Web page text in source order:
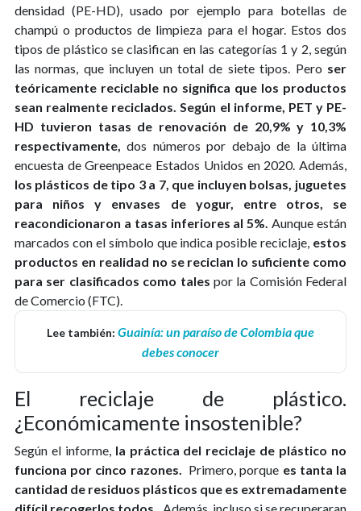
densidad (PE-HD), usado por ejemplo para botellas de
champú o productos de limpieza para el hogar. Estos dos
tipos de plástico se clasifican en las categorías 1 y 2, según
las normas, que incluyen un total de siete tipos. Pero ser
teóricamente reciclable no significa que los productos
sean realmente reciclados. Según el informe, PET y PE-
HD tuvieron tasas de renovación de 20,9% y 10,3%
respectivamente, dos números por debajo de la última
encuesta de Greenpeace Estados Unidos en 2020. Además,
los plásticos de tipo 3 a 7, que incluyen bolsas, juguetes
para niños y envases de yogur, entre otros, se
reacondicionaron a tasas inferiores al 5%. Aunque están
marcados con el símbolo que indica posible reciclaje, estos
productos en realidad no se reciclan lo suficiente como
para ser clasificados como tales por la Comisión Federal
de Comercio (FTC).
Lee también: Guainía: un paraíso de Colombia que
debes conocer
El reciclaje de plástico.
¿Económicamente insostenible?
Según el informe,la práctica del reciclaje de plástico no
funciona por cinco razones. Primero, porque es tanta la
cantidad de residuos plásticos que es extremadamente